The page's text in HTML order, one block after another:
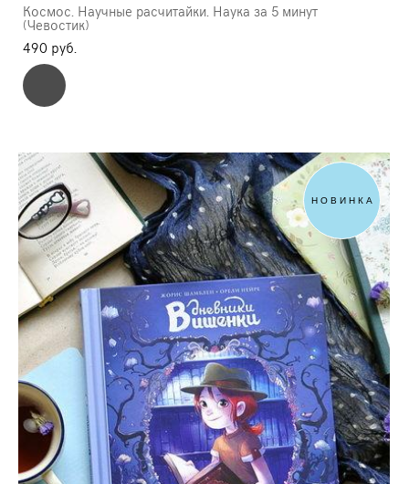
Космос. Научные расчитайки. Наука за 5 минут
(Чевостик)
490 pуб.
НОВИНКА